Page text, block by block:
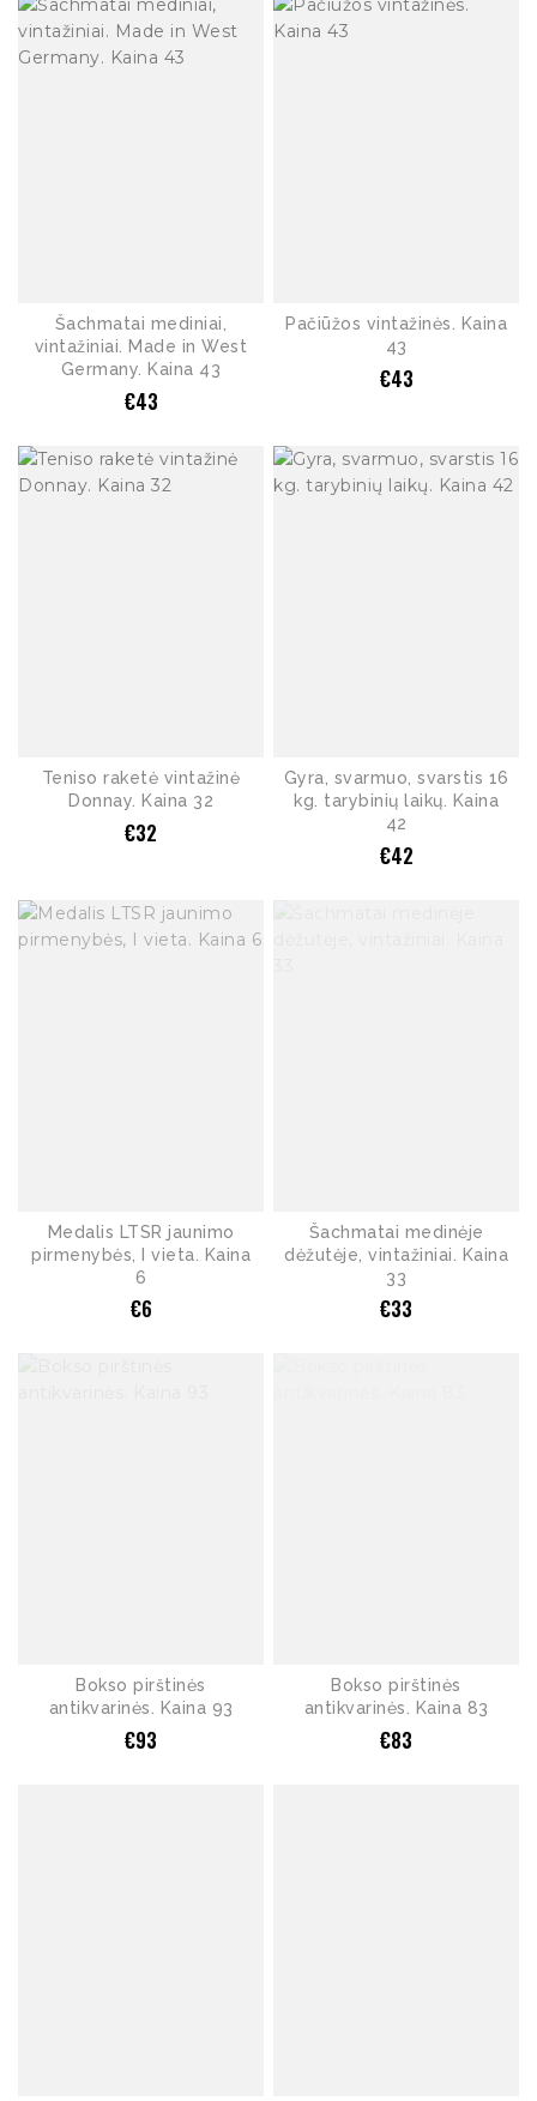
Šachmatai mediniai,
vintažiniai. Made in West
Germany. Kaina 43
€43
Pačiūžos vintažinės. Kaina
43
€43
Teniso raketė vintažinė
Donnay. Kaina 32
€32
Gyra, svarmuo, svarstis 16
kg. tarybinių laikų. Kaina
42
€42
Medalis LTSR jaunimo
pirmenybės, I vieta. Kaina
6
€6
Šachmatai medinėje
dėžutėje, vintažiniai. Kaina
33
€33
Bokso pirštinės
antikvarinės. Kaina 93
€93
Bokso pirštinės
antikvarinės. Kaina 83
€83